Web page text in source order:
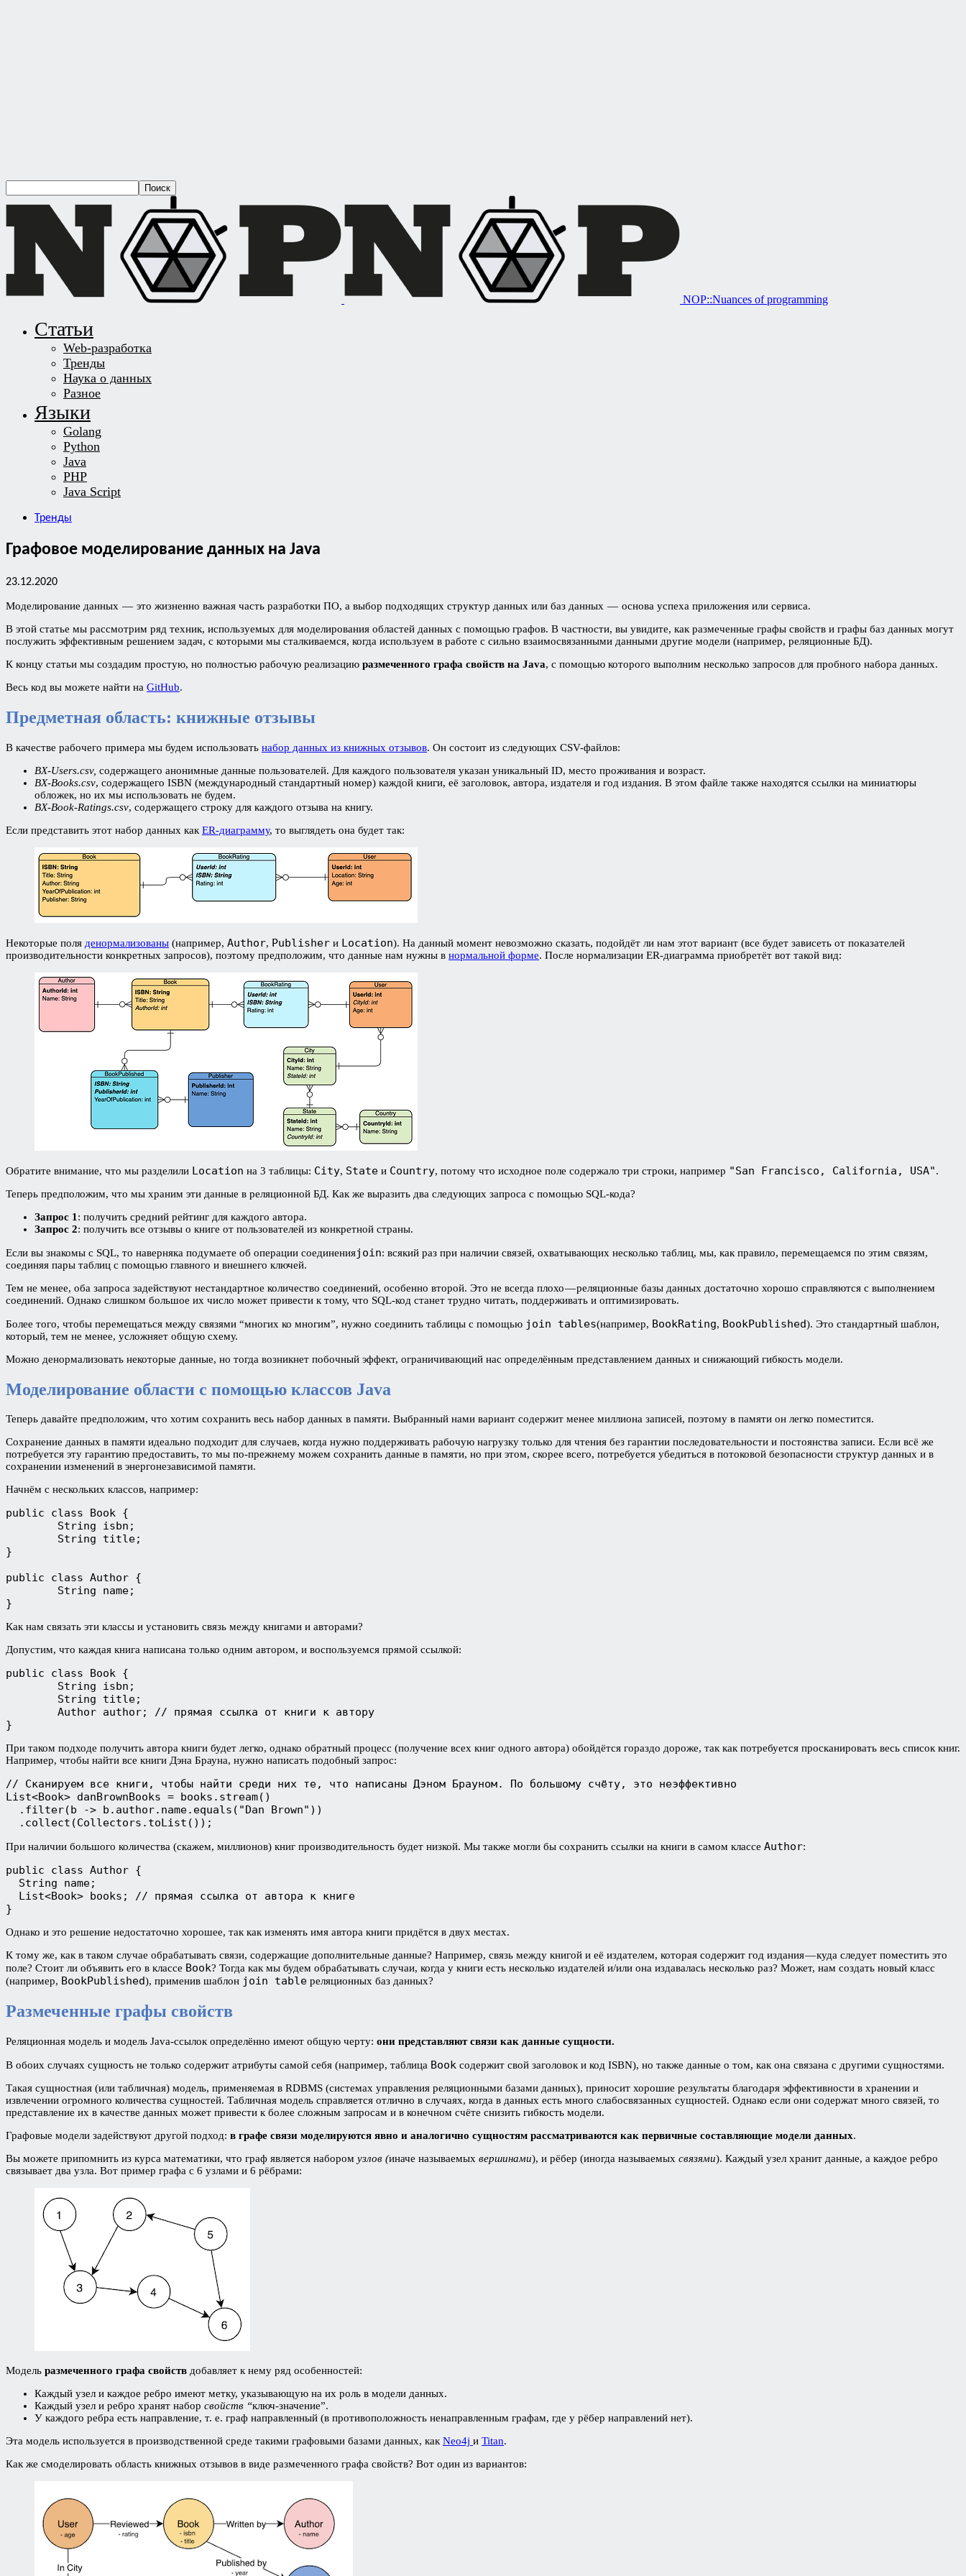
NOP::Nuances of programming
Статьи
Web-разработка
Тренды
Наука о данных
Разное
Языки
Golang
Python
Java
PHP
Java Script
Тренды
Графовое моделирование данных на Java
23.12.2020
Моделирование данных — это жизненно важная часть разработки ПО, а выбор подходящих структур данных или баз данных — основа успеха приложения или сервиса.
В этой статье мы рассмотрим ряд техник, используемых для моделирования областей данных с помощью графов. В частности, вы увидите, как размеченные графы свойств и графы баз данных могут
послужить эффективным решением задач, с которыми мы сталкиваемся, когда используем в работе с сильно взаимосвязанными данными другие модели (например, реляционные БД).
К концу статьи мы создадим простую, но полностью рабочую реализацию размеченного графа свойств на Java, с помощью которого выполним несколько запросов для пробного набора данных.
Весь код вы можете найти на GitHub.
Предметная область: книжные отзывы
В качестве рабочего примера мы будем использовать набор данных из книжных отзывов. Он состоит из следующих CSV-файлов:
BX-Users.csv, содержащего анонимные данные пользователей. Для каждого пользователя указан уникальный ID, место проживания и возраст.
BX-Books.csv, содержащего ISBN (международный стандартный номер) каждой книги, её заголовок, автора, издателя и год издания. В этом файле также находятся ссылки на миниатюры
обложек, но их мы использовать не будем.
BX-Book-Ratings.csv, содержащего строку для каждого отзыва на книгу.
Если представить этот набор данных как ER-диаграмму, то выглядеть она будет так:
Некоторые поля денормализованы (например, Author, Publisher и Location). На данный момент невозможно сказать, подойдёт ли нам этот вариант (все будет зависеть от показателей
производительности конкретных запросов), поэтому предположим, что данные нам нужны в нормальной форме. После нормализации ER-диаграмма приобретёт вот такой вид:
Обратите внимание, что мы разделили Location на 3 таблицы: City, State и Country, потому что исходное поле содержало три строки, например "San Francisco, California, USA".
Теперь предположим, что мы храним эти данные в реляционной БД. Как же выразить два следующих запроса с помощью SQL-кода?
Запрос 1 : получить средний рейтинг для каждого автора.
Запрос 2: получить все отзывы о книге от пользователей из конкретной страны.
Если вы знакомы с SQL, то наверняка подумаете об операции соединенияjoin: всякий раз при наличии связей, охватывающих несколько таблиц, мы, как правило, перемещаемся по этим связям,
соединяя пары таблиц с помощью главного и внешнего ключей.
Тем не менее, оба запроса задействуют нестандартное количество соединений, особенно второй. Это не всегда плохо — реляционные базы данных достаточно хорошо справляются с выполнением
соединений. Однако слишком большое их число может привести к тому, что SQL-код станет трудно читать, поддерживать и оптимизировать.
Более того, чтобы перемещаться между связями “многих ко многим”, нужно соединить таблицы с помощью join tables(например, BookRating, BookPublished). Это стандартный шаблон,
который, тем не менее, усложняет общую схему.
Можно денормализовать некоторые данные, но тогда возникнет побочный эффект, ограничивающий нас определённым представлением данных и снижающий гибкость модели.
Моделирование области с помощью классов Java
Теперь давайте предположим, что хотим сохранить весь набор данных в памяти. Выбранный нами вариант содержит менее миллиона записей, поэтому в памяти он легко поместится.
Сохранение данных в памяти идеально подходит для случаев, когда нужно поддерживать рабочую нагрузку только для чтения без гарантии последовательности и постоянства записи. Если всё же
потребуется эту гарантию предоставить, то мы по-прежнему можем сохранить данные в памяти, но при этом, скорее всего, потребуется убедиться в потоковой безопасности структур данных и в
сохранении изменений в энергонезависимой памяти.
Начнём с нескольких классов, например:
public class Book {
}
public class Author {
}
Как нам связать эти классы и установить связь между книгами и авторами?
Допустим, что каждая книга написана только одним автором, и воспользуемся прямой ссылкой:
public class Book {
}
При таком подходе получить автора книги будет легко, однако обратный процесс (получение всех книг одного автора) обойдётся гораздо дороже, так как потребуется просканировать весь список книг.
Например, чтобы найти все книги Дэна Брауна, нужно написать подобный запрос:
// Сканируем все книги, чтобы найти среди них те, что написаны Дэном Брауном. По большому счёту, это неэффективно
List<Book> danBrownBooks = books.stream()
  .filter(b -> b.author.name.equals("Dan Brown"))
  .collect(Collectors.toList());
При наличии большого количества (скажем, миллионов) книг производительность будет низкой. Мы также могли бы сохранить ссылки на книги в самом классе Author:
public class Author {
  String name;
  List<Book> books; // прямая ссылка от автора к книге
}
Однако и это решение недостаточно хорошее, так как изменять имя автора книги придётся в двух местах.
К тому же, как в таком случае обрабатывать связи, содержащие дополнительные данные? Например, связь между книгой и её издателем, которая содержит год издания — куда следует поместить это
поле? Стоит ли объявить его в классе Book? Тогда как мы будем обрабатывать случаи, когда у книги есть несколько издателей и/или она издавалась несколько раз? Может, нам создать новый класс
(например, BookPublished), применив шаблон join table реляционных баз данных?
Размеченные графы свойств
Реляционная модель и модель Java-ссылок определённо имеют общую черту: они представляют связи как данные сущности.
В обоих случаях сущность не только содержит атрибуты самой себя (например, таблица Book содержит свой заголовок и код ISBN), но также данные о том, как она связана с другими сущностями.
Такая сущностная (или табличная) модель, применяемая в RDBMS (системах управления реляционными базами данных), приносит хорошие результаты благодаря эффективности в хранении и
извлечении огромного количества сущностей. Табличная модель справляется отлично в случаях, когда в данных есть много слабосвязанных сущностей. Однако если они содержат много связей, то
представление их в качестве данных может привести к более сложным запросам и в конечном счёте снизить гибкость модели.
Графовые модели задействуют другой подход: в графе связи моделируются явно и аналогично сущностям рассматриваются как первичные составляющие модели данных.
Вы можете припомнить из курса математики, что граф является набором узлов (иначе называемых вершинами), и рёбер (иногда называемых связями). Каждый узел хранит данные, а каждое ребро
связывает два узла. Вот пример графа с 6 узлами и 6 рёбрами:
Модель размеченного графа свойств добавляет к нему ряд особенностей:
Каждый узел и каждое ребро имеют метку, указывающую на их роль в модели данных.
Каждый узел и ребро хранят набор свойств “ключ-значение”.
У каждого ребра есть направление, т. е. граф направленный (в противоположность ненаправленным графам, где у рёбер направлений нет).
Эта модель используется в производственной среде такими графовыми базами данных, какNeo4j и Titan.
Как же смоделировать область книжных отзывов в виде размеченного графа свойств? Вот один из вариантов: